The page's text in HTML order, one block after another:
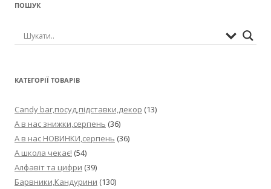
ПОШУК
КАТЕГОРІЇ ТОВАРІВ
Candy bar,посуд,підставки,декор (13)
А в нас знижки,серпень (36)
А в нас НОВИНКИ,серпень (36)
А школа чекає! (54)
Алфавіт та цифри (39)
Барвники,Кандурини (130)